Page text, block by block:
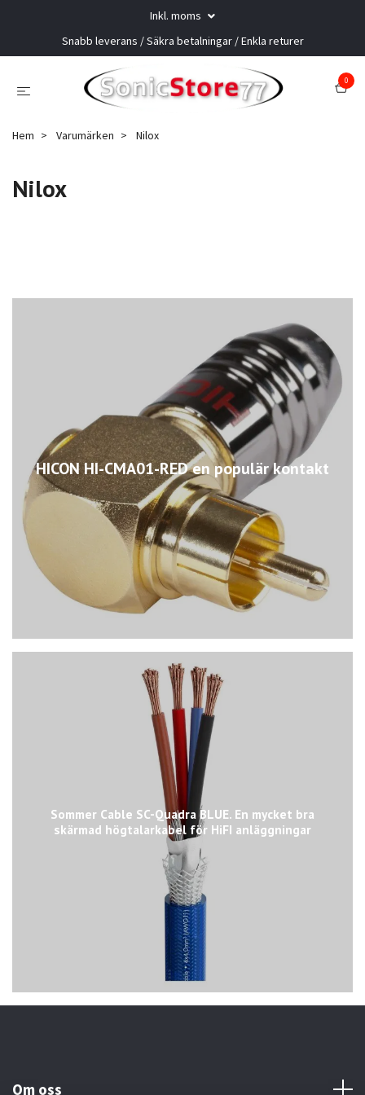
Inkl. moms
Snabb leverans / Säkra betalningar / Enkla returer
0
HICON HI-CMA01-RED en populär kontakt
Sommer Cable SC-Quadra BLUE. En mycket bra
skärmad högtalarkabel för HiFI anläggningar
Hem Varumärken Nilox
Nilox
Om oss